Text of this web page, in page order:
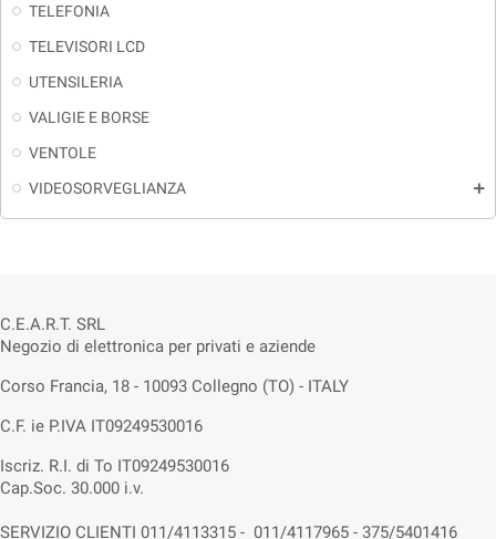
TELEFONIA
TELEVISORI LCD
UTENSILERIA
VALIGIE E BORSE
VENTOLE
VIDEOSORVEGLIANZA
add
C.E.A.R.T. SRL
Negozio di elettronica per privati e aziende
Corso Francia, 18 - 10093 Collegno (TO) - ITALY
C.F. ie P.IVA IT09249530016
Iscriz. R.I. di To IT09249530016
Cap.Soc. 30.000 i.v.
SERVIZIO CLIENTI 011/4113315 - 011/4117965 - 375/5401416